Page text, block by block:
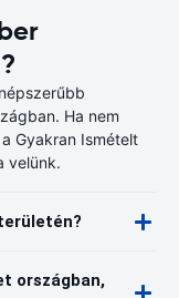
Ha nem
Gyakran Ismételt
velünk.
országban,